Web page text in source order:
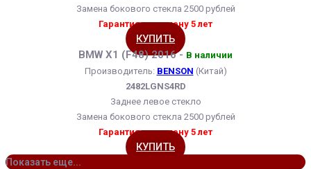
Замена бокового стекла 2500 рублей
Гарантия на замену 5 лет
КУПИТЬ
BMW X1 (F48) 2016 - В наличии
Производитель: BENSON (Китай)
2482LGNS4RD
Заднее левое стекло
Замена бокового стекла 2500 рублей
Гарантия на замену 5 лет
КУПИТЬ
Показать еще...